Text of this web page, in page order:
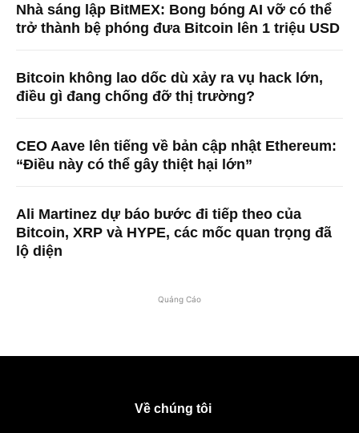
Nhà sáng lập BitMEX: Bong bóng AI vỡ có thể
trở thành bệ phóng đưa Bitcoin lên 1 triệu USD
Bitcoin không lao dốc dù xảy ra vụ hack lớn,
điều gì đang chống đỡ thị trường?
CEO Aave lên tiếng về bản cập nhật Ethereum:
“Điều này có thể gây thiệt hại lớn”
Ali Martinez dự báo bước đi tiếp theo của
Bitcoin, XRP và HYPE, các mốc quan trọng đã
lộ diện
Quảng Cáo
Về chúng tôi